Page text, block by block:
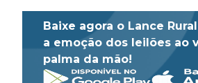
Baixe agora o Lance
a emoção dos leilões ao
palma da mão!